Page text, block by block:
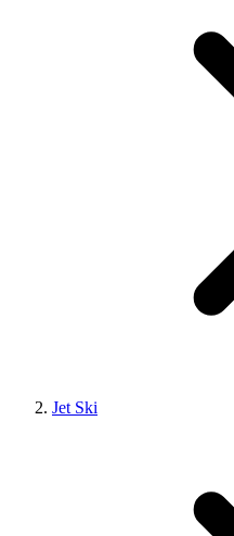
Jet Ski